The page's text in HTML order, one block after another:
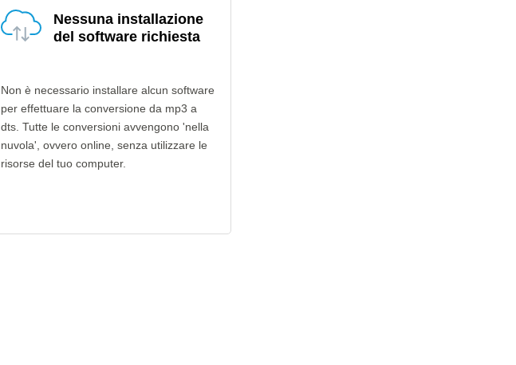
Nessuna installazione
del software richiesta
Non è necessario installare alcun software
per effettuare la conversione da mp3 a
dts. Tutte le conversioni avvengono 'nella
nuvola', ovvero online, senza utilizzare le
risorse del tuo computer.